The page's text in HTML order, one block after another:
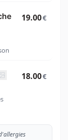
19.00€
18.00€